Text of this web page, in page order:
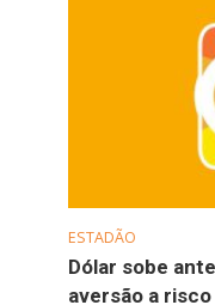
ESTADÃO
Dólar sobe
aversão a